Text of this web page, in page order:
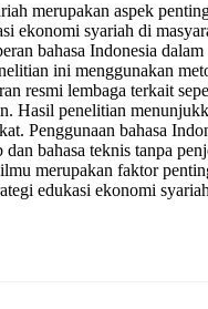
merupakan aspek
ekonomi syariah di
bahasa Indonesia
ini menggunakan
resmi lembaga terkait
Hasil penelitian
Penggunaan bahasa
bahasa teknis tanpa
merupakan faktor
edukasi ekonomi